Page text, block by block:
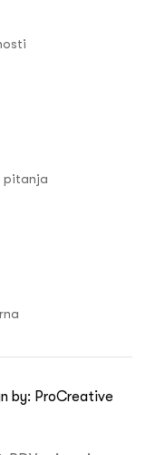
pitanja
by: ProCreative